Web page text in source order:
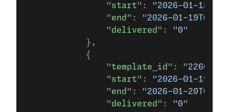
                "start"
:
"2026-01-
                "end"
:
"2026-01-
                "delivered"
:
"0"
            },
            {
                "template_id"
:
                "start"
:
"2026-01-
                "end"
:
"2026-01-
                "delivered"
:
"0"